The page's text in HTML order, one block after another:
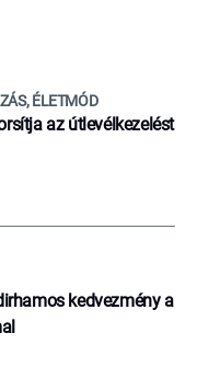
ÉLETMÓD
az útlevélkezelést
kedvezmény a